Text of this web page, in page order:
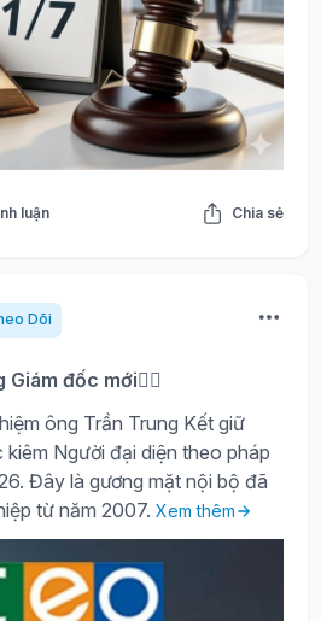
luận Chia sẻ
Dõi
đốc mới🙍‍♂️
ông Trần Trung Kết giữ
Người đại diện theo pháp
Đây là gương mặt nội bộ đã
từ năm 2007. Xem thêm